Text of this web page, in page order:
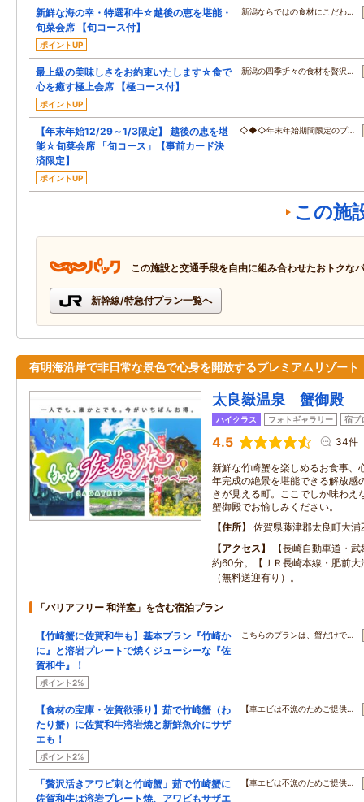
新鮮な海の幸・特選和牛☆越後の恵を堪能・
旬菜会席 【旬コース付】
ポイントUP
新潟ならではの食材にこだわ…
最上級の美味しさをお約束いたします☆食で
心を癒す極上会席 【極コース付】
ポイントUP
新潟の四季折々の食材を贅沢…
【年末年始12/29～1/3限定】 越後の恵を堪
能☆旬菜会席 「旬コース」【事前カード決
済限定】
ポイントUP
◇◆◇年末年始期間限定のプ…
この施
この施設と交通手段を自由に組み合わせたおトクな
新幹線/特急付プラン一覧へ
有明海沿岸で非日常な景色で心身を開放するプレミアムリゾート
太良嶽温泉 蟹御殿
ハイクラス フォトギャラリー 宿ブ
4.5 34件
新鮮な竹崎蟹を楽しめるお食事
年完成の絶景を堪能できる解放感
きが見える町。ここでしか味わえ
蟹御殿でお愉しみください。
住所
佐賀県藤津郡太良町大
アクセス
【長崎自動車道・
約60分。【ＪＲ長崎本線・肥前大
（無料送迎有り）。
「バリアフリー 和洋室」を含む宿泊プラン
【竹崎蟹に佐賀和牛も】基本プラン『竹崎か
に』と溶岩プレートで焼くジューシーな『佐
賀和牛』！
ポイント2%
こちらのプランは、蟹だけで…
【食材の宝庫・佐賀欲張り】茹で竹崎蟹（わ
たり蟹）に佐賀和牛溶岩焼と新鮮魚介にサザ
エも！
ポイント2%
【車エビは不漁のためご提供…
「贅沢活きアワビ刺と竹崎蟹」茹で竹崎蟹に
佐賀和牛は溶岩プレート焼、アワビもサザエ
【車エビは不漁のためご提供…